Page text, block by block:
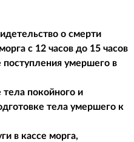
о смерти
с 12 часов до 15 часов
умершего в
тела покойного и
тела умершего к
в кассе морга,